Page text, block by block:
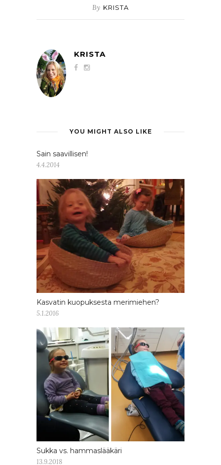
By KRISTA
KRISTA
YOU MIGHT ALSO LIKE
Sain saavillisen!
4.4.2014
Kasvatin kuopuksesta merimiehen?
5.1.2016
Sukka vs. hammaslääkäri
13.9.2018